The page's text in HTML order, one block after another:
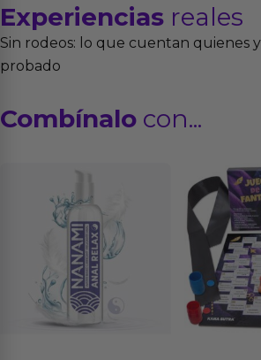
Experiencias reales
Sin rodeos: lo que cuentan quienes
probado
Combínalo con...